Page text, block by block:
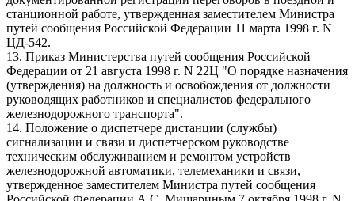
станционной работе, утвержденная заместителем Министра
путей сообщения Российской Федерации 11 марта 1998 г. N
ЦД-542.
13. Приказ Министерства путей сообщения Российской
Федерации от 21 августа 1998 г. N 22Ц "О порядке назначения
(утверждения) на должность и освобождения от должности
руководящих работников и специалистов федерального
железнодорожного транспорта".
14. Положение о диспетчере дистанции (службы)
сигнализации и связи и диспетчерском руководстве
техническим обслуживанием и ремонтом устройств
железнодорожной автоматики, телемеханики и связи,
утвержденное заместителем Министра путей сообщения